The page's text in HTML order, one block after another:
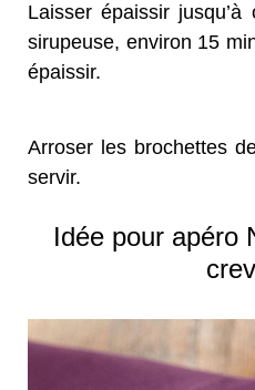
Laisser épaissir
sirupeuse, environ 15
épaissir.
Arroser les brochettes
servir.
Idée pour apéro